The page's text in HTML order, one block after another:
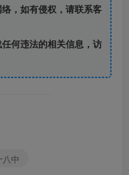
，如有侵权，请联系客
何违法的相关信息，访
八中